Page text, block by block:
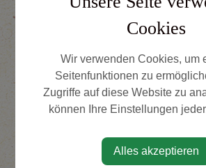
ZUCHTVERBAND
Cookies
Wir verwenden Cookies, um
Seitenfunktionen zu
Zugriffe auf diese Website zu
können Ihre Einstellungen
Alles akzeptieren